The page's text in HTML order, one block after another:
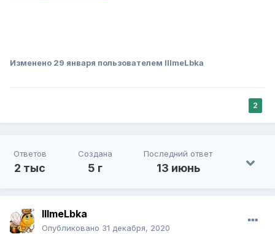
Изменено 29 января пользователем IIImeLbka
2
Ответов
2 тыс
Создана
5 г
Последний ответ
13 июнь
IIImeLbka
Опубликовано 31 декабря, 2020